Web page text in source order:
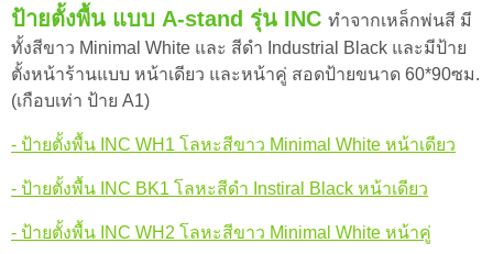
ป้ายตั้งพื้น แบบ A-stand รุ่น INC ทำจากเหล็กพ่นสี มี
ทั้งสีขาว Minimal White และ สีดำ Industrial Black และมีป้าย
ตั้งหน้าร้านแบบ หน้าเดียว และหน้าคู่ สอดป้ายขนาด 60*90ซม.
(เกือบเท่า ป้าย A1)
- ป้ายตั้งพื้น INC WH1 โลหะสีขาว Minimal White หน้าเดียว
- ป้ายตั้งพื้น INC BK1 โลหะสีดำ Instiral Black หน้าเดียว
- ป้ายตั้งพื้น INC WH2 โลหะสีขาว Minimal White หน้าคู่